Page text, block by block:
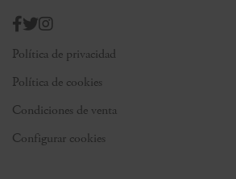
Política de privacidad
Política de cookies
Condiciones de venta
Configurar cookies